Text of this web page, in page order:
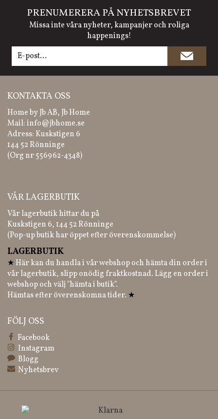
PRENUMERERA PÅ NYHETSBREVET
Missa inte våra nyheter, kampanjer och roliga
happenings!
KONTAKTA OSS
Home by Jb AB, Jb Home
Mail:info@jbhome.se
Adress: Kuskstigen 6
144 52 Rönninge
(Org nr 556962-4348)
VÅR LAGERBUTIK
Vår lagerbutik hittar du på
Kuskstigen 6, 144 52 Rönninge
(Pop-up butik har öppet efter överenskommelse)
LAGERBUTIK
★ Här kan du handla i vår webshop och hämta din order i
vår lagerbutik, slipp onödig fraktkostnad. Lägg en order i
webshop och välj "hämta i butik".
Hämtas efter överenskomna tider. ★
FÖLJ OSS
Facebook
Instagram
Blogg
Nyhetsbrev